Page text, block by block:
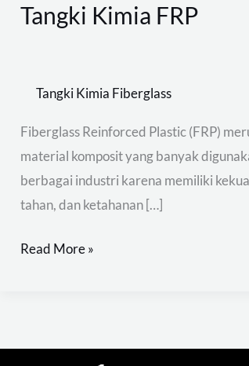
Tangki Kimia FRP
Tangki Kimia Fiberglass
Fiberglass Reinforced Plastic (FRP)
material komposit yang banyak
berbagai industri karena memiliki
tahan, dan ketahanan […]
Read More »